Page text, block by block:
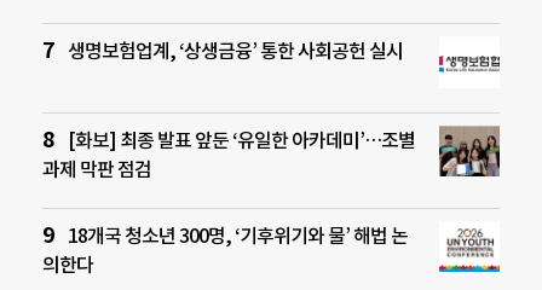
생명보험업계, ‘상생금융’ 통한 사회공헌 실시
[화보] 최종 발표 앞둔 ‘유일한 아카데미’…조별
과제 막판 점검
18개국 청소년 300명, ‘기후위기와 물’ 해법 논
의한다